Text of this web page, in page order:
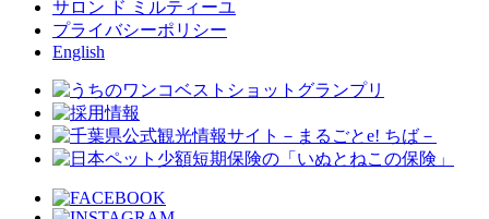
サロン ド ミルティーユ
プライバシーポリシー
English